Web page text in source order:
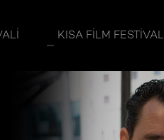
KISA FILM FESTIVALI